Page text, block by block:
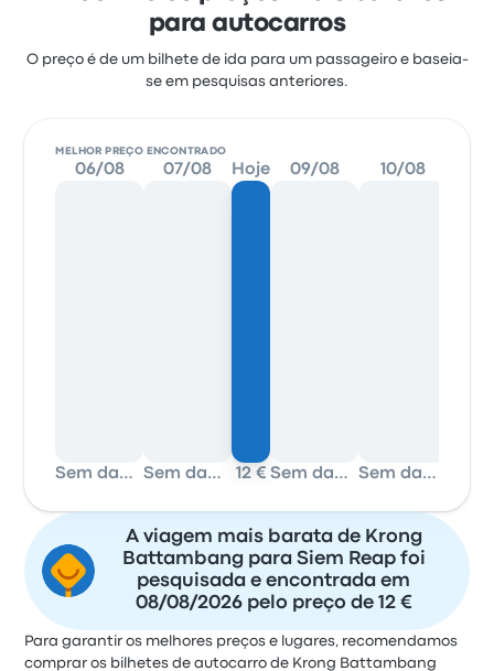
para autocarros
O preço é de um bilhete de ida para um passageiro e baseia-
se em pesquisas anteriores.
MELHOR PREÇO ENCONTRADO
06/08
Sem dados
07/08
Sem dados
Hoje
12 €
09/08
Sem dados
10/08
Sem dados
A viagem mais barata de Krong
Battambang para Siem Reap foi
pesquisada e encontrada em
08/08/2026 pelo preço de 12 €
Para garantir os melhores preços e lugares, recomendamos
comprar os bilhetes de autocarro de Krong Battambang